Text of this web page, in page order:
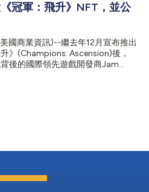
型世界。Jam City是首個開發此類
的沉浸式元宇宙將充分利用令人歎
到奇異世界。這裡有不斷成長的遊
共同帶來真正的邊玩邊賺體驗，玩
，同時也將受益於對社群的貢獻。
DeWolfe表示：「我們的任務
世界：這是主題公園式的元宇宙，
冠軍：飛升》NFT，並公
國商業資訊)--繼去年12月宣布推出
》(Champions: Ascension)後，
後的國際領先遊戲開發商Jam
開始。NFT發售活動將在《冠
上進行。 1萬枚獨一無二的高
，在Massina這一玩家驅動的奇幻
金術作品永遠不會被再次鑄造，且
的NFT冠軍，與其他玩家在強大的
寶貴的代幣、土地和裝備。白名單